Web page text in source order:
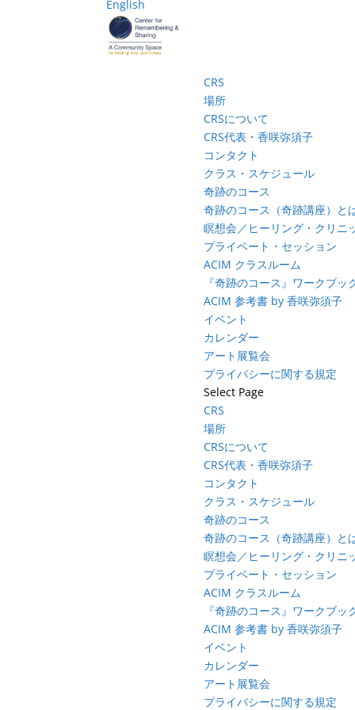
English
CRS
場所
CRSについて
CRS代表・香咲弥須子
コンタクト
クラス・スケジュール
奇跡のコース
奇跡のコース（奇跡講座）と
瞑想会／ヒーリング・クリニ
プライベート・セッション
ACIM クラスルーム
『奇跡のコース』ワークブッ
ACIM 参考書 by 香咲弥須子
イベント
カレンダー
アート展覧会
プライバシーに関する規定
Select Page
CRS
場所
CRSについて
CRS代表・香咲弥須子
コンタクト
クラス・スケジュール
奇跡のコース
奇跡のコース（奇跡講座）と
瞑想会／ヒーリング・クリニ
プライベート・セッション
ACIM クラスルーム
『奇跡のコース』ワークブッ
ACIM 参考書 by 香咲弥須子
イベント
カレンダー
アート展覧会
プライバシーに関する規定